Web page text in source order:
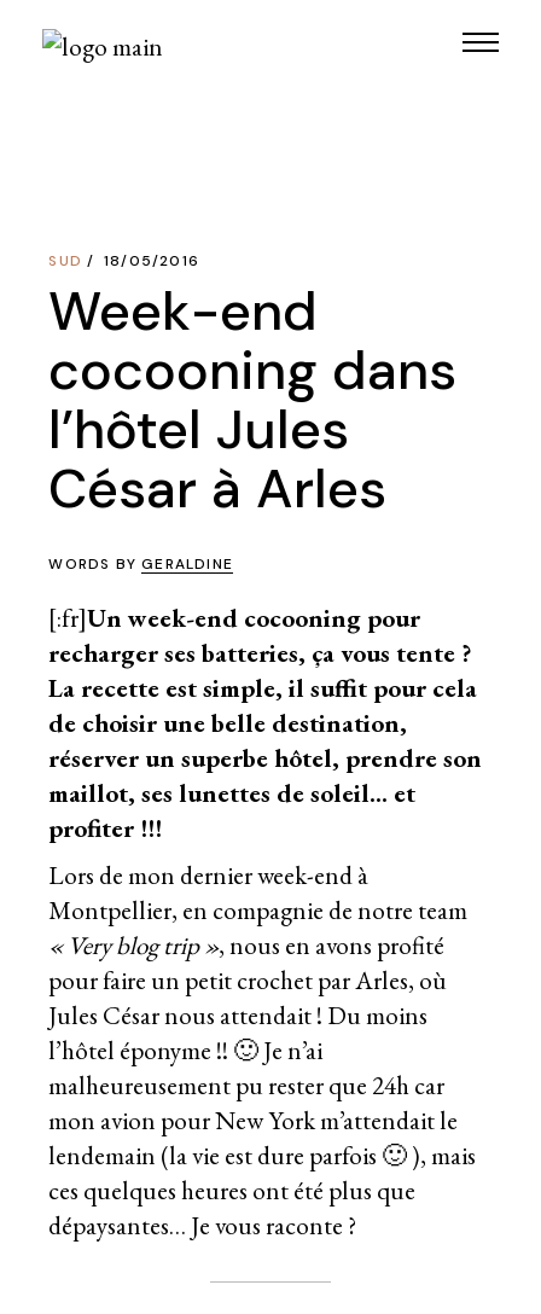
SUD 18/05/2016
Week-end
cocooning dans
l’hôtel Jules
César à Arles
WORDS BYGERALDINE
[:fr]Un week-end cocooning pour
recharger ses batteries, ça vous tente ?
La recette est simple, il suffit pour cela
de choisir une belle destination,
réserver un superbe hôtel, prendre son
maillot, ses lunettes de soleil… et
profiter !!!
Lors de mon dernierweek-end à
Montpellier, en compagnie de notre team
« Very blog trip », nous en avons profité
pour faire un petit crochet par Arles, où
Jules César nous attendait ! Du moins
l’hôtel éponyme !! 🙂 Je n’ai
malheureusement pu rester que 24h car
mon avion pour New York m’attendait le
lendemain (la vie est dure parfois 🙂 ), mais
ces quelques heures ont été plus que
dépaysantes… Je vous raconte ?